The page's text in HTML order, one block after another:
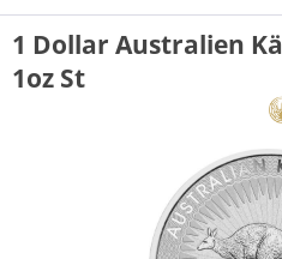
1 Dollar Australien
1oz St